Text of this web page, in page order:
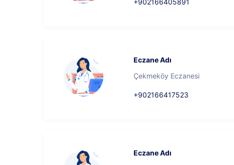
+902166405891
Eczane Adı
Çekmeköy Eczanesi
+902166417523
Eczane Adı